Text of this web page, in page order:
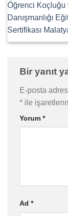
Öğrenci Koçluğu
Danışmanlığı
Sertifikası
Bir yanıt
E-posta
* ile
Yorum *
Ad *